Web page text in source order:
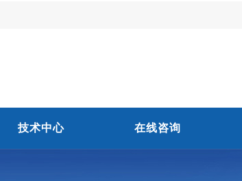
技术中心 在线咨询